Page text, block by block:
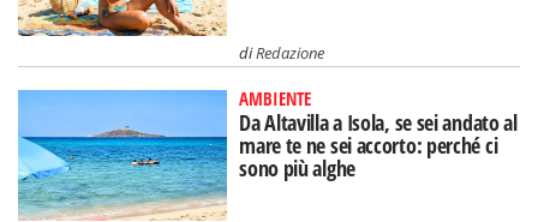
diRedazione
AMBIENTE
Da Altavilla a Isola, se sei andato al
mare te ne sei accorto: perché ci
sono più alghe